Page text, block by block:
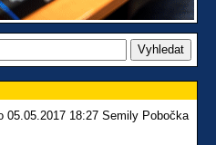
05.05.2017 18:27 Semily Pobočka